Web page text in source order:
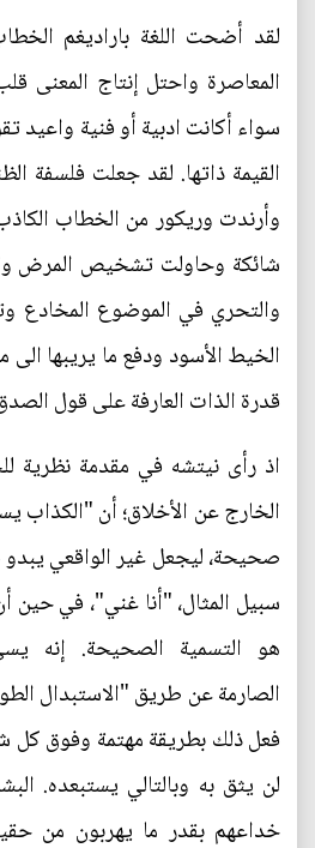
لقد أضحت اللغة باراديغم
المعاصرة واحتل إنتاج المعنى
سواء أكانت ادبية أو فنية واعيد
القيمة ذاتها. لقد جعلت فلسفة
وأرندت وريكور من الخطاب
شائكة وحاولت تشخيص المرض
والتحري في الموضوع المخادع
الخيط الأسود ودفع ما يريبها الى
قدرة الذات العارفة على قول
اذ رأى نيتشه في مقدمة نظرية
الخارج عن الأخلاق؛ أن
صحيحة، ليجعل غير الواقعي
سبيل المثال، "أنا غني"، في حين
هو التسمية الصحيحة. إنه
الصارمة عن طريق "الاستبدال
فعل ذلك بطريقة مهتمة وفوق كل
لن يثق به وبالتالي يستبعده.
خداعهم بقدر ما يهربون من